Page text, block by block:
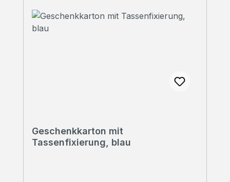
Geschenkkarton mit
Tassenfixierung, blau